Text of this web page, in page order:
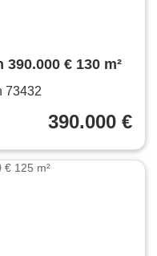
€ 130 m²
73432
390.000 €